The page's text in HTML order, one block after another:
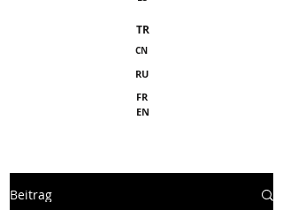
TR
CN
RU
FR
EN
Beitrag